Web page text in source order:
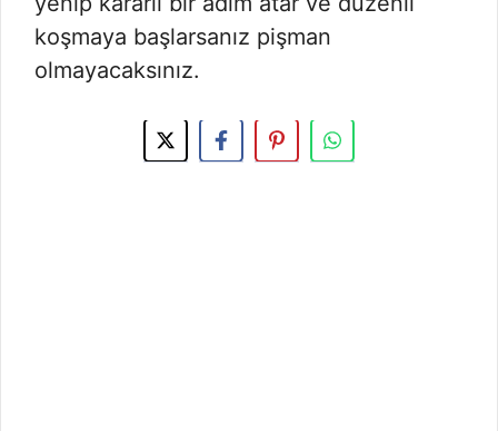
koşmaya başlarsanız pişman
olmayacaksınız.